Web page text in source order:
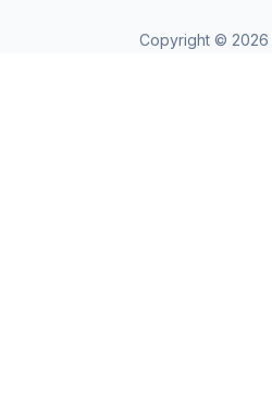
Copyright © 2026